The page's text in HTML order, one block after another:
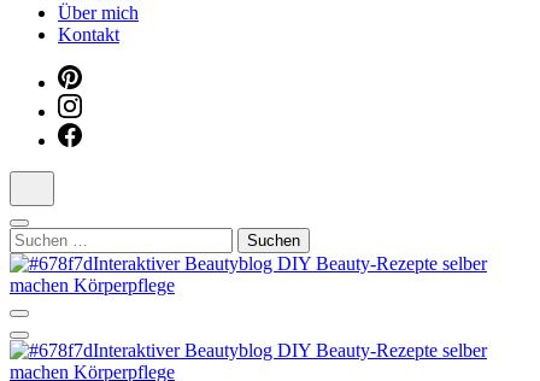
Über mich
Kontakt
Suchen
nach:
Manuka Magic – Natürlich schön: